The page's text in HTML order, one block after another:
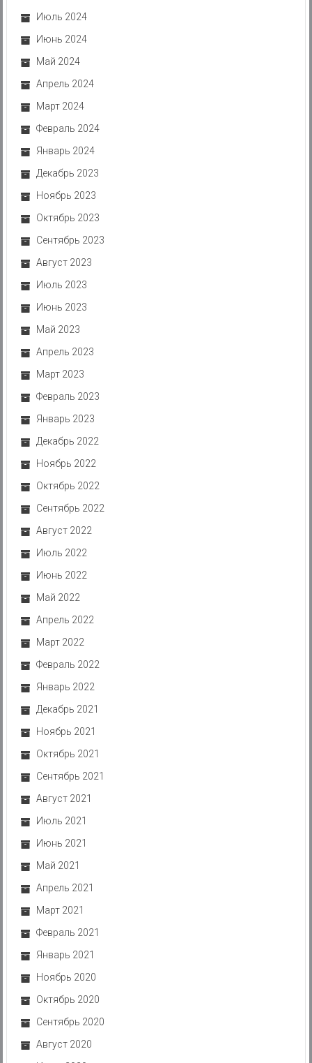
Июль 2024
Июнь 2024
Май 2024
Апрель 2024
Март 2024
Февраль 2024
Январь 2024
Декабрь 2023
Ноябрь 2023
Октябрь 2023
Сентябрь 2023
Август 2023
Июль 2023
Июнь 2023
Май 2023
Апрель 2023
Март 2023
Февраль 2023
Январь 2023
Декабрь 2022
Ноябрь 2022
Октябрь 2022
Сентябрь 2022
Август 2022
Июль 2022
Июнь 2022
Май 2022
Апрель 2022
Март 2022
Февраль 2022
Январь 2022
Декабрь 2021
Ноябрь 2021
Октябрь 2021
Сентябрь 2021
Август 2021
Июль 2021
Июнь 2021
Май 2021
Апрель 2021
Март 2021
Февраль 2021
Январь 2021
Ноябрь 2020
Октябрь 2020
Сентябрь 2020
Август 2020